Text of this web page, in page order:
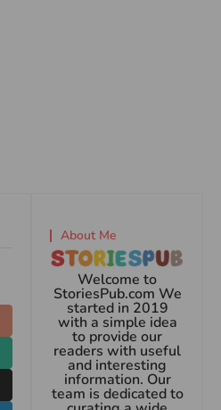
About Me
Welcome to
StoriesPub.com We
started in 2019
with a simple idea
to provide our
readers with useful
and interesting
information. Our
team is dedicated to